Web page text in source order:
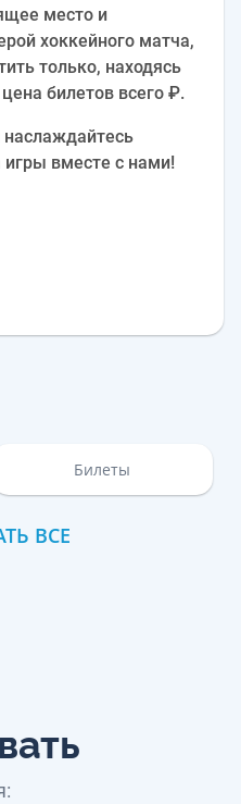
место и
хоккейного матча,
только, находясь
билетов всего ₽.
наслаждайтесь
вместе с нами!
Билеты
ВСЕ